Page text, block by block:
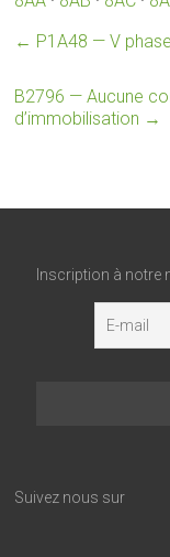
← P1A48 — V
B2796 — Aucune
d’immobilisation →
Inscription à notre
Suivez nous sur